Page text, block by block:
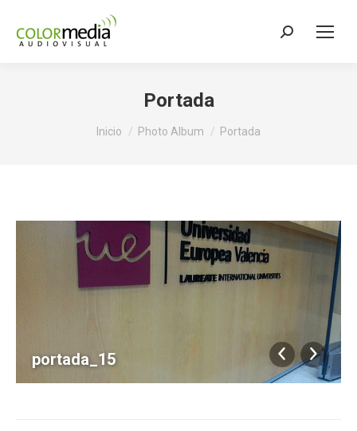
Buscar:
Portada
Estás aquí:
Inicio Photo Album Portada
portada_15